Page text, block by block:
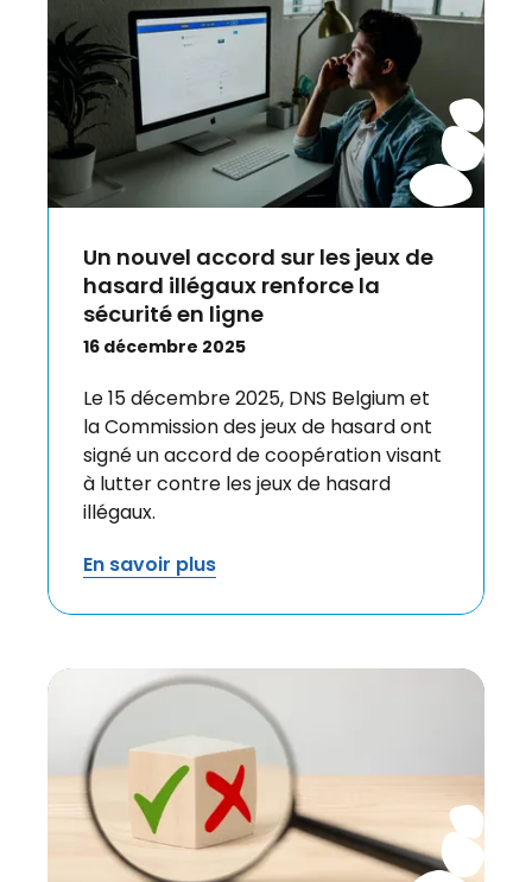
Un nouvel accord sur les jeux de
hasard illégaux renforce la
sécurité en ligne
16 décembre 2025
Le 15 décembre 2025, DNS Belgium et
la Commission des jeux de hasard ont
signé un accord de coopération visant
à lutter contre les jeux de hasard
illégaux.
En savoir plus